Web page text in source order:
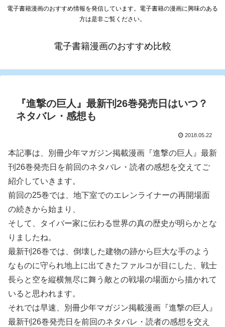
電子書籍漫画のおすすめ情報を発信しています。電子書籍の漫画に興味のある
方は是非ご覧ください。
電子書籍漫画のおすすめ比較
『進撃の巨人』最新刊26巻発売日はいつ？
ネタバレ・感想も
2018.05.22
本記事は、別冊少年マガジン掲載漫画『進撃の巨人』最新
刊26巻発売日を前回のネタバレ・読者の感想を交えてご
紹介していきます。
前回の25巻では、地下室でのエレンライナーの再開場面
の続きから始まり、
そして、タイバー家に伝わる世界の真の歴史が明らかとな
りましたね。
最新刊26巻では、倒壊した建物の跡から巨大な手のよう
なものに守られ地上に出てきたファルコが目にした、戦士
長らと空を縦横無尽に舞う敵との戦場の場面から描かれて
いると思われます。
それでは早速、別冊少年マガジン掲載漫画『進撃の巨人』
最新刊26巻発売日を前回のネタバレ・読者の感想を交え